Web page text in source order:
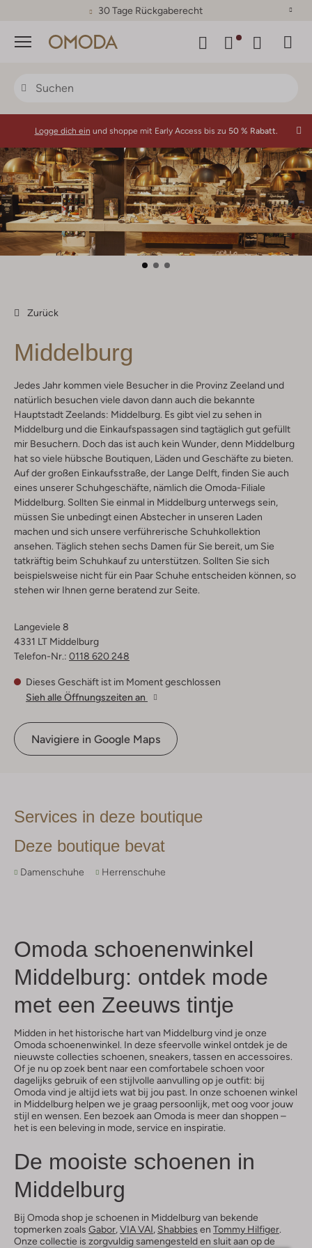
30 Tage Rückgaberecht
Menü
Logge dich ein und shoppe mit Early Access bis zu 50 % Rabatt.
Zurück
Middelburg
Jedes Jahr kommen viele Besucher in die Provinz Zeeland und
natürlich besuchen viele davon dann auch die bekannte
Hauptstadt Zeelands: Middelburg. Es gibt viel zu sehen in
Middelburg und die Einkaufspassagen sind tagtäglich gut gefüllt
mir Besuchern. Doch das ist auch kein Wunder, denn Middelburg
hat so viele hübsche Boutiquen, Läden und Geschäfte zu bieten.
Auf der großen Einkaufsstraße, der Lange Delft, finden Sie auch
eines unserer Schuhgeschäfte, nämlich die Omoda-Filiale
Middelburg. Sollten Sie einmal in Middelburg unterwegs sein,
müssen Sie unbedingt einen Abstecher in unseren Laden
machen und sich unsere verführerische Schuhkollektion
ansehen. Täglich stehen sechs Damen für Sie bereit, um Sie
tatkräftig beim Schuhkauf zu unterstützen. Sollten Sie sich
beispielsweise nicht für ein Paar Schuhe entscheiden können, so
stehen wir Ihnen gerne beratend zur Seite.
Langeviele 8
4331 LT Middelburg
Telefon-Nr.: 0118 620 248
Dieses Geschäft ist im Moment geschlossen
Sieh alle Öffnungszeiten an
Navigiere in Google Maps
Services in deze boutique
Deze boutique bevat
Damenschuhe Herrenschuhe
Omoda schoenenwinkel
Middelburg: ontdek mode
met een Zeeuws tintje
Midden in het historische hart van Middelburg vind je onze
Omoda schoenenwinkel. In deze sfeervolle winkel ontdek je de
nieuwste collecties schoenen, sneakers, tassen en accessoires.
Of je nu op zoek bent naar een comfortabele schoen voor
dagelijks gebruik of een stijlvolle aanvulling op je outfit: bij
Omoda vind je altijd iets wat bij jou past. In onze schoenen winkel
in Middelburg helpen we je graag persoonlijk, met oog voor jouw
stijl en wensen. Een bezoek aan Omoda is meer dan shoppen –
het is een beleving in mode, service en inspiratie.
De mooiste schoenen in
Middelburg
Bij Omoda shop je schoenen in Middelburg van bekende
topmerken zoals Gabor,VIA VAI, Shabbies en Tommy Hilfiger.
Onze collectie is zorgvuldig samengesteld en sluit aan op de